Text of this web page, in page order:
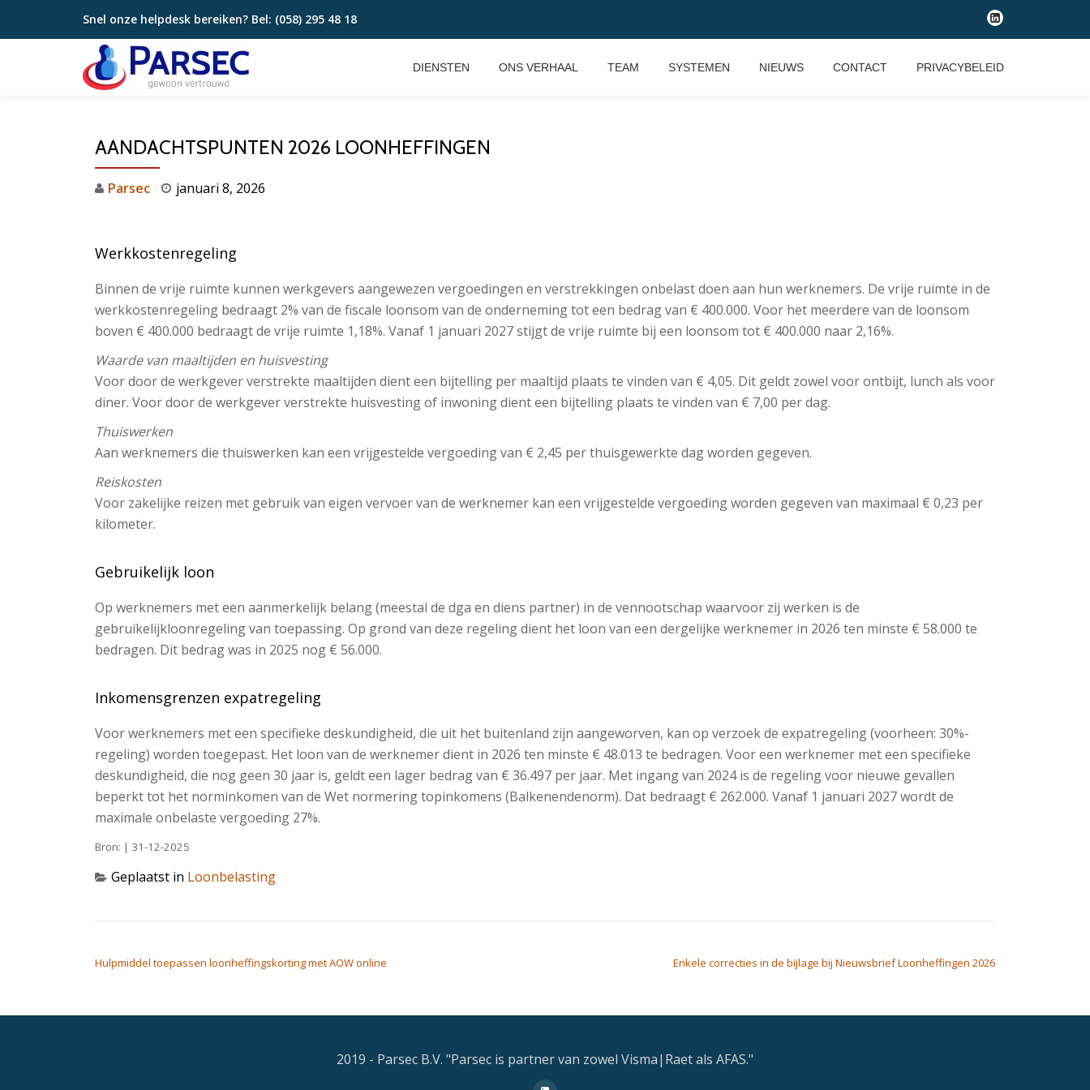
Ga
Snel onze helpdesk bereiken? Bel: (058) 295 48 18
fa-
linkedin-
square
DIENSTEN ONS VERHAAL TEAM SYSTEMEN NIEUWS CONTACT PRIVACYBELEID
AANDACHTSPUNTEN 2026 LOONHEFFINGEN
Parsec januari 8, 2026
Werkkostenregeling
Binnen de vrije ruimte kunnen werkgevers aangewezen vergoedingen en verstrekkingen onbelast doen aan hun werknemers. De vrije ruimte in de
werkkostenregeling bedraagt 2% van de fiscale loonsom van de onderneming tot een bedrag van € 400.000. Voor het meerdere van de loonsom
boven € 400.000 bedraagt de vrije ruimte 1,18%. Vanaf 1 januari 2027 stijgt de vrije ruimte bij een loonsom tot € 400.000 naar 2,16%.
Waarde van maaltijden en huisvesting
Voor door de werkgever verstrekte maaltijden dient een bijtelling per maaltijd plaats te vinden van € 4,05. Dit geldt zowel voor ontbijt, lunch als voor
diner. Voor door de werkgever verstrekte huisvesting of inwoning dient een bijtelling plaats te vinden van € 7,00 per dag.
Thuiswerken
Aan werknemers die thuiswerken kan een vrijgestelde vergoeding van € 2,45 per thuisgewerkte dag worden gegeven.
Reiskosten
Voor zakelijke reizen met gebruik van eigen vervoer van de werknemer kan een vrijgestelde vergoeding worden gegeven van maximaal € 0,23 per
kilometer.
Gebruikelijk loon
Op werknemers met een aanmerkelijk belang (meestal de dga en diens partner) in de vennootschap waarvoor zij werken is de
gebruikelijkloonregeling van toepassing. Op grond van deze regeling dient het loon van een dergelijke werknemer in 2026 ten minste € 58.000 te
bedragen. Dit bedrag was in 2025 nog € 56.000.
Inkomensgrenzen expatregeling
Voor werknemers met een specifieke deskundigheid, die uit het buitenland zijn aangeworven, kan op verzoek de expatregeling (voorheen: 30%-
regeling) worden toegepast. Het loon van de werknemer dient in 2026 ten minste € 48.013 te bedragen. Voor een werknemer met een specifieke
deskundigheid, die nog geen 30 jaar is, geldt een lager bedrag van € 36.497 per jaar. Met ingang van 2024 is de regeling voor nieuwe gevallen
beperkt tot het norminkomen van de Wet normering topinkomens (Balkenendenorm). Dat bedraagt € 262.000. Vanaf 1 januari 2027 wordt de
maximale onbelaste vergoeding 27%.
Bron: | 31-12-2025
Geplaatst in Loonbelasting
Hulpmiddel toepassen loonheffingskorting met AOW online Enkele correcties in de bijlage bij Nieuwsbrief Loonheffingen 2026
2019 - Parsec B.V. "Parsec is partner van zowel Visma|Raet als AFAS."